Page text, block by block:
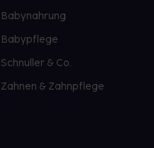
Babynahrung
Babypflege
Schnuller & Co.
Zahnen & Zahnpflege